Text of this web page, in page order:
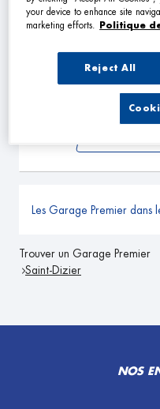
2
km
LESEUR
5 Rue de
52110
Fermé
Les Garage Premier dans
Trouver un Garage Premier
Saint-Dizier
NOS
your device to enhance site
marketing efforts.
Politique
Reject All